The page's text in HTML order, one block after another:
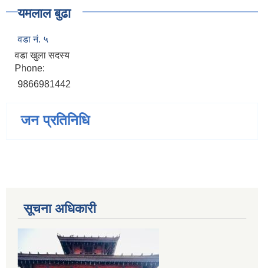
यमलाल बुढा
वडा नं. ५
वडा खुला सदस्य
Phone:
9866981442
जन प्रतिनिधि
सूचना अधिकारी